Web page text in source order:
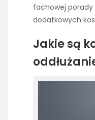
fachowej porady
dodatkowych
Jakie są